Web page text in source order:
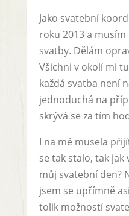
Jako svatební
roku 2013 a
svatby. Dělám
Všichni v okolí mi
každá svatba není
jednoduchá na
skrývá se za tím
I na mě musela
se tak stalo, tak
můj svatební den?
jsem se upřímně
tolik možností